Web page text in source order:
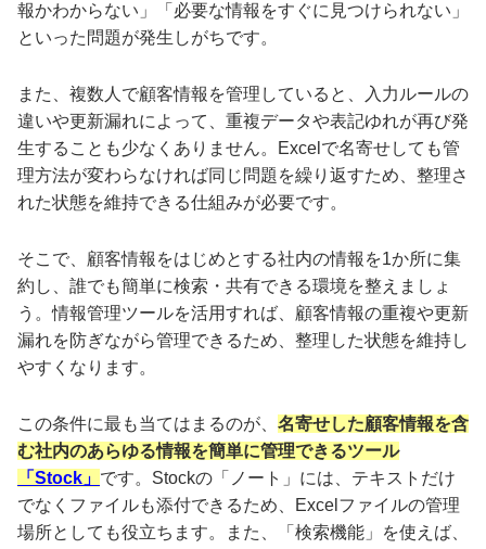
報かわからない」「必要な情報をすぐに見つけられない」
といった問題が発生しがちです。
また、複数人で顧客情報を管理していると、入力ルールの
違いや更新漏れによって、重複データや表記ゆれが再び発
生することも少なくありません。Excelで名寄せしても管
理方法が変わらなければ同じ問題を繰り返すため、整理さ
れた状態を維持できる仕組みが必要です。
そこで、顧客情報をはじめとする社内の情報を1か所に集
約し、誰でも簡単に検索・共有できる環境を整えましょ
う。情報管理ツールを活用すれば、顧客情報の重複や更新
漏れを防ぎながら管理できるため、整理した状態を維持し
やすくなります。
この条件に最も当てはまるのが、 名寄せした顧客情報を含
む社内のあらゆる情報を簡単に管理できるツール
「Stock」 です。Stockの「ノート」には、テキストだけ
でなくファイルも添付できるため、Excelファイルの管理
場所としても役立ちます。また、「検索機能」を使えば、